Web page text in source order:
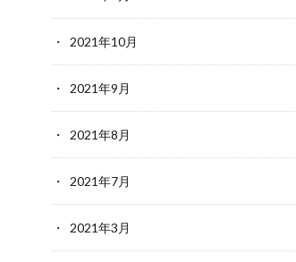
2021年10月
2021年9月
2021年8月
2021年7月
2021年3月